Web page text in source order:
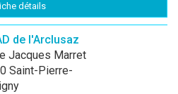
détails
de l'Arclusaz
Jacques Marret
Saint-Pierre-